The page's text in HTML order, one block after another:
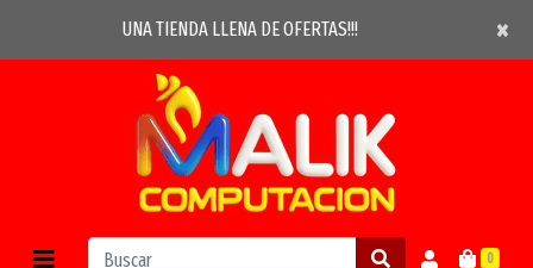
UNA TIENDA LLENA DE OFERTAS!!! ×
×
0